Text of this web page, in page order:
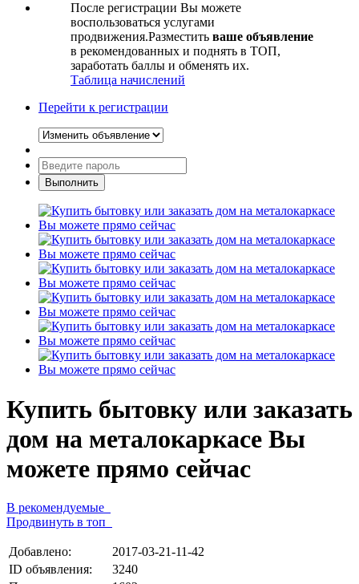
После регистрации Вы можете
воспользоваться услугами
продвижения.Разместить ваше объявление
в рекомендованных и поднять в ТОП,
заработать баллы и обменять их.
Таблица начислений
Перейти к регистрации
Купить бытовку или заказать
дом на металокаркасе Вы
можете прямо сейчас
В рекомендуемые
Продвинуть в топ
Добавлено:
2017-03-21-11-42
ID объявления:
3240